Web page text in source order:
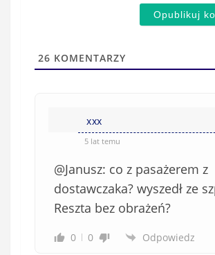
26 KOMENTARZY
xxx
5 lat temu
@Janusz: co z pasażerem z
dostawczaka? wyszedł ze
Reszta bez obrażeń?
0 0 Odpowiedz